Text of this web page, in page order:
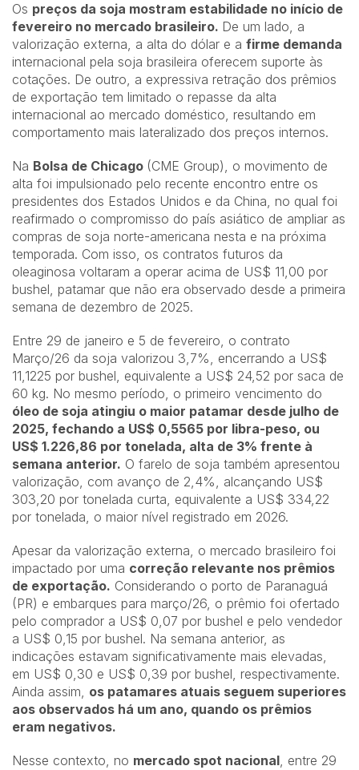
Os preços da soja mostram estabilidade no início de
fevereiro no mercado brasileiro. De um lado, a
valorização externa, a alta do dólar e a firme demanda
internacional pela soja brasileira oferecem suporte às
cotações. De outro, a expressiva retração dos prêmios
de exportação tem limitado o repasse da alta
internacional ao mercado doméstico, resultando em
comportamento mais lateralizado dos preços internos.
Na Bolsa de Chicago (CME Group), o movimento de
alta foi impulsionado pelo recente encontro entre os
presidentes dos Estados Unidos e da China, no qual foi
reafirmado o compromisso do país asiático de ampliar as
compras de soja norte-americana nesta e na próxima
temporada. Com isso, os contratos futuros da
oleaginosa voltaram a operar acima de US$ 11,00 por
bushel, patamar que não era observado desde a primeira
semana de dezembro de 2025.
Entre 29 de janeiro e 5 de fevereiro, o contrato
Março/26 da soja valorizou 3,7%, encerrando a US$
11,1225 por bushel, equivalente a US$ 24,52 por saca de
60 kg. No mesmo período, o primeiro vencimento do
óleo de soja atingiu o maior patamar desde julho de
2025, fechando a US$ 0,5565 por libra-peso, ou
US$ 1.226,86 por tonelada, alta de 3% frente à
semana anterior. O farelo de soja também apresentou
valorização, com avanço de 2,4%, alcançando US$
303,20 por tonelada curta, equivalente a US$ 334,22
por tonelada, o maior nível registrado em 2026.
Apesar da valorização externa, o mercado brasileiro foi
impactado por uma correção relevante nos prêmios
de exportação. Considerando o porto de Paranaguá
(PR) e embarques para março/26, o prêmio foi ofertado
pelo comprador a US$ 0,07 por bushel e pelo vendedor
a US$ 0,15 por bushel. Na semana anterior, as
indicações estavam significativamente mais elevadas,
em US$ 0,30 e US$ 0,39 por bushel, respectivamente.
Ainda assim, os patamares atuais seguem superiores
aos observados há um ano, quando os prêmios
eram negativos.
Nesse contexto, no mercado spot nacional, entre 29